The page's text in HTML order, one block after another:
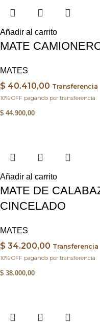
Añadir al carrito
MATE
MATES
$ 40.410,00 Transferencia
10% OFF pagando por transferencia
$ 44.900,00
Añadir al carrito
MATE DE
CINCELADO
MATES
$ 34.200,00 Transferencia
10% OFF pagando por transferencia
$ 38.000,00